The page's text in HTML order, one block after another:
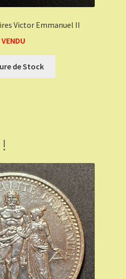
Victor Emmanuel II
VENDU
de Stock